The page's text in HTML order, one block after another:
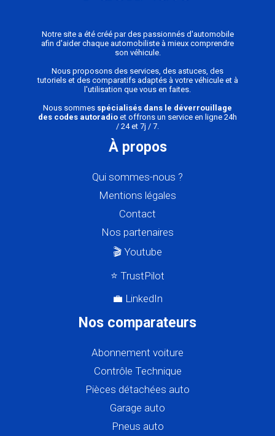
Notre site a été créé par des passionnés d'automobile
afin d'aider chaque automobiliste à mieux comprendre
son véhicule.
Nous proposons des services, des astuces, des
tutoriels et des comparatifs adaptés à votre véhicule et à
l'utilisation que vous en faites.
Nous sommes spécialisés dans le déverrouillage
des codes autoradio et offrons un service en ligne 24h
/ 24 et 7j / 7.
À propos
Qui sommes-nous ?
Mentions légales
Contact
Nos partenaires
🎬 Youtube
⭐ TrustPilot
💼 LinkedIn
Nos comparateurs
Abonnement voiture
Contrôle Technique
Pièces détachées auto
Garage auto
Pneus auto